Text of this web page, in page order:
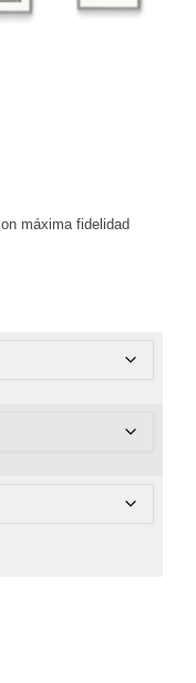
máxima fidelidad